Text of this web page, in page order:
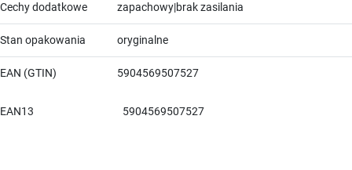
Cechy dodatkowe zapachowy|brak zasilania
Stan opakowania oryginalne
EAN (GTIN) 5904569507527
EAN13 5904569507527